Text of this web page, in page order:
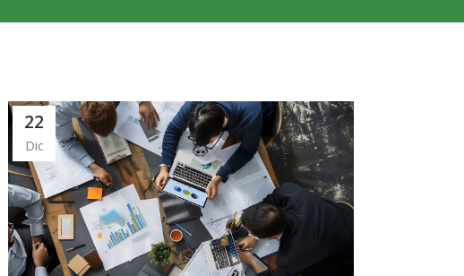
22
Dic